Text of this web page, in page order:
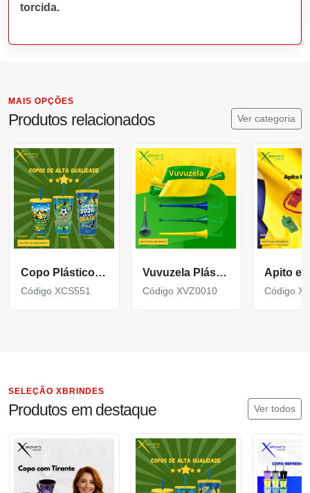
torcida.
MAIS OPÇÕES
Produtos relacionados Ver categoria
Copo Plástico personalizado In Mold Label 360 XCS551
Código XCS551
Vuvuzela Plástica Personalizada para eventos XVZ0010
Código XVZ0010 Código
SELEÇÃO XBRINDES
Produtos em destaque Ver todos